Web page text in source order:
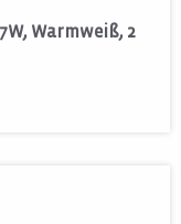
Warmweiß, 2